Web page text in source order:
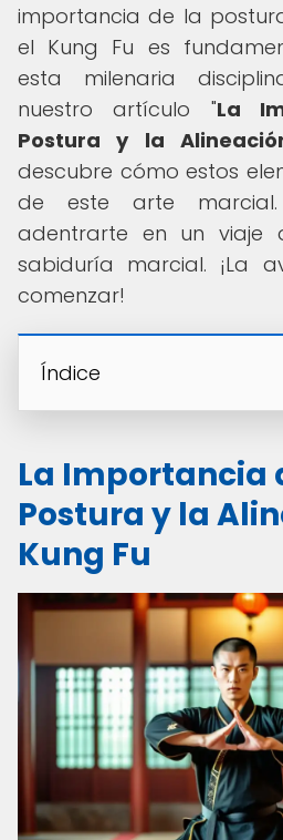
importancia de la
el Kung Fu es
esta milenaria
nuestro artículo "La
Postura y la
descubre cómo estos
de este arte
adentrarte en un viaje
sabiduría marcial. ¡La
comenzar!
Índice
La Importancia
Postura y la
Kung Fu